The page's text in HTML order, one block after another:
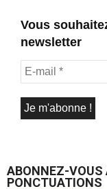
Vous
newsletter
ABONNEZ-VOUS
PONCTUATIONS